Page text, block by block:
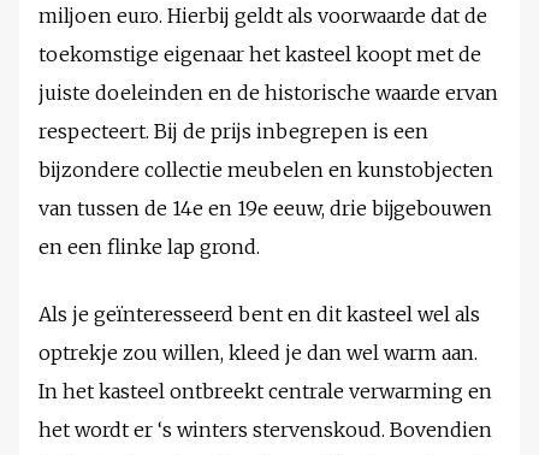
miljoen euro. Hierbij geldt als voorwaarde dat de
toekomstige eigenaar het kasteel koopt met de
juiste doeleinden en de historische waarde ervan
respecteert. Bij de prijs inbegrepen is een
bijzondere collectie meubelen en kunstobjecten
van tussen de 14e en 19e eeuw, drie bijgebouwen
en een flinke lap grond.
Als je geïnteresseerd bent en dit kasteel wel als
optrekje zou willen, kleed je dan wel warm aan.
In het kasteel ontbreekt centrale verwarming en
het wordt er ‘s winters stervenskoud. Bovendien